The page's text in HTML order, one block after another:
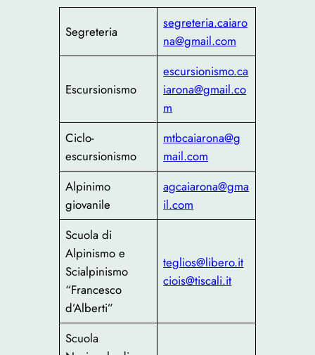
Segreteria
segreteria.caiaro
na@gmail.com
Escursionismo
escursionismo.ca
iarona@gmail.co
m
Ciclo-
escursionismo
mtbcaiarona@g
mail.com
Alpinimo
giovanile
agcaiarona@gma
il.com
Scuola di
Alpinismo e
Scialpinismo
“Francesco
d’Alberti”
teglios@libero.it
ciois@tiscali.it
Scuola